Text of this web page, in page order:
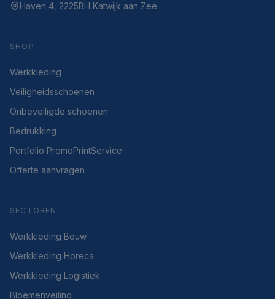
Haven 4, 2225BH Katwijk aan Zee
SHOP
Werkkleding
Veiligheidsschoenen
Onbeveiligde schoenen
Bedrukking
Portfolio PromoPrintService
Offerte aanvragen
SECTOREN
Werkkleding Bouw
Werkkleding Horeca
Werkkleding Logistiek
Bloemenveiling